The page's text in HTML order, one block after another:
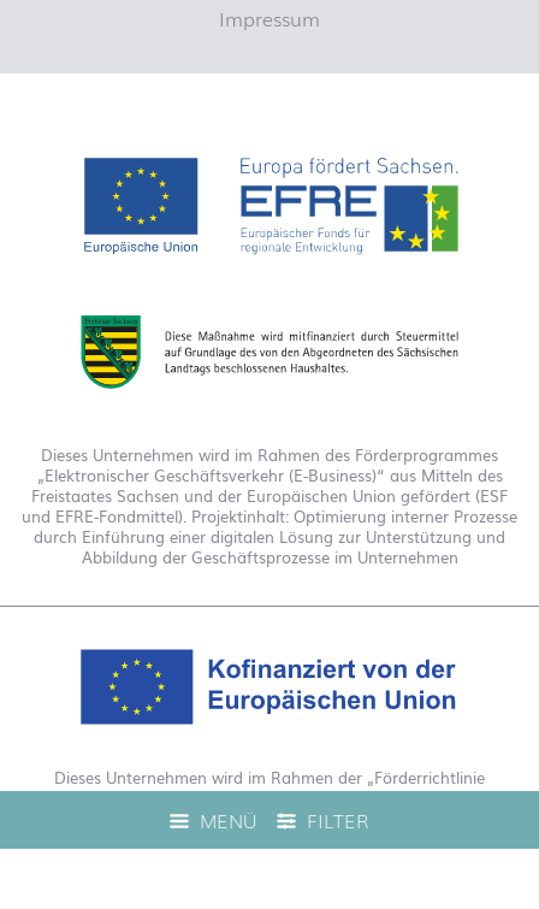
MENÜ FILTER
Impressum
Dieses Unternehmen wird im Rahmen des Förderprogrammes
„Elektronischer Geschäftsverkehr (E-Business)“ aus Mitteln des
Freistaates Sachsen und der Europäischen Union gefördert (ESF
und EFRE-Fondmittel). Projektinhalt: Optimierung interner Prozesse
durch Einführung einer digitalen Lösung zur Unterstützung und
Abbildung der Geschäftsprozesse im Unternehmen
Dieses Unternehmen wird im Rahmen der „Förderrichtlinie
Digitalisierung Zuschuss EFRE 2021 bis 2027“ gefördert. Hierdurch
wurde eine Live-Produktberatung auf unserem Webshop